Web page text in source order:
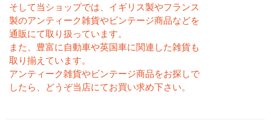
そして当ショップでは、イギリス製やフランス
製のアンティーク雑貨やビンテージ商品などを
通販にて取り扱っています。
また、豊富に自動車や英国車に関連した雑貨も
取り揃えています。
アンティーク雑貨やビンテージ商品をお探しで
したら、どうぞ当店にてお買い求め下さい。